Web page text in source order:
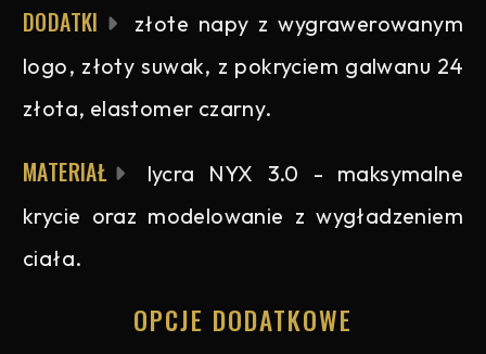
DODATKI
złote napy z wygrawerowanym
logo, złoty suwak, z pokryciem galwanu 24
złota, elastomer czarny.
MATERIAŁ
lycra NYX 3.0 - maksymalne
krycie oraz modelowanie z wygładzeniem
ciała.
OPCJE DODATKOWE